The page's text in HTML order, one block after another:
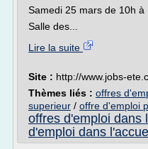
Samedi 25 mars de 10h à
Salle des...
Lire la suite
Site : http://www.jobs-
Thèmes liés : offres
superieur / offre d'emploi
offres d'emploi dans
d'emploi dans